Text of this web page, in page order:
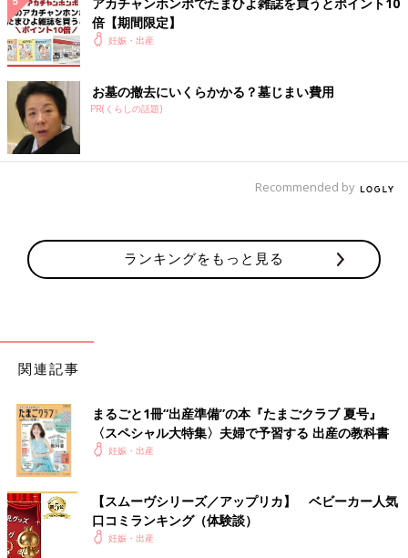
アカチャンホンポでたまひよ雑誌を買うとポイント10
倍【期間限定】
妊娠・出産
お墓の撤去にいくらかかる？墓じまい費用
PR(くらしの話題)
Recommended by
ランキングをもっと見る
関連記事
まるごと1冊“出産準備”の本『たまごクラブ 夏号』
〈スペシャル大特集〉夫婦で予習する 出産の教科書
妊娠・出産
【スムーヴシリーズ／アップリカ】 ベビーカー人気
口コミランキング（体験談）
妊娠・出産